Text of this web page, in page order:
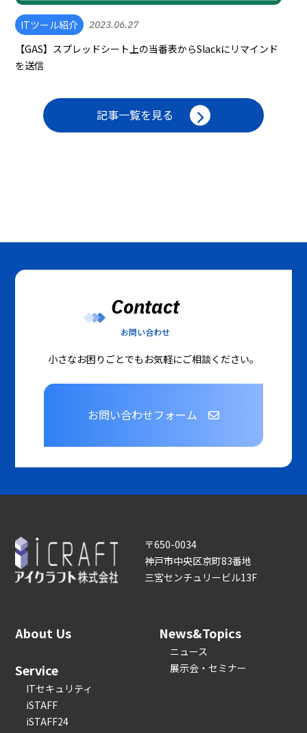
ITツール紹介 2023.06.27
【GAS】スプレッドシート上の当番表からSlackにリマインド
を送信
記事一覧を見る
Contact
お問い合わせ
小さなお困りごとでもお気軽にご相談ください。
お問い合わせフォーム
〒650-0034
神戸市中央区京町83番地
三宮センチュリービル13F
About Us
Service
ITセキュリティ
iSTAFF
iSTAFF24
News&Topics
ニュース
展示会・セミナー